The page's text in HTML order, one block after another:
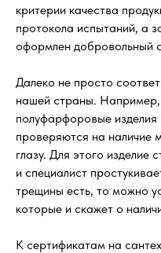
критерии качества
протокола испытаний, а
оформлен добровольный
Далеко не просто
нашей страны.
полуфарфоровые
проверяются на наличие
глазу. Для этого изделие
и специалист
трещины есть, то можно
которые и скажет о
К сертификатам на